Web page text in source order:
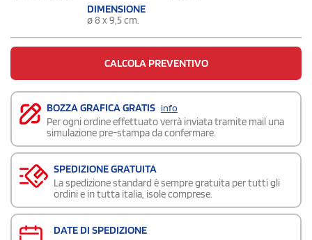
DIMENSIONE
ø 8 x 9,5 cm.
CALCOLA PREVENTIVO
BOZZA GRAFICA GRATIS info
Per ogni ordine effettuato verrà inviata tramite mail una
simulazione pre-stampa da confermare.
SPEDIZIONE GRATUITA
La spedizione standard è sempre gratuita per tutti gli
ordini e in tutta italia, isole comprese.
DATE DI SPEDIZIONE